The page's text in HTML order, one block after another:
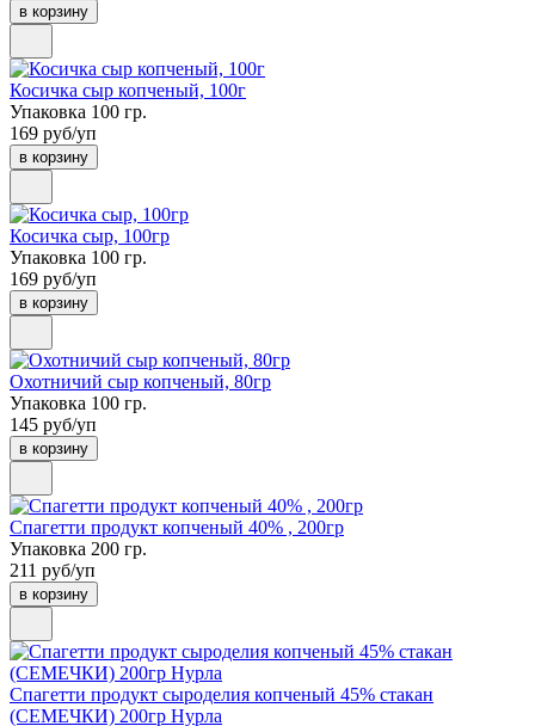
в корзину
Косичка сыр копченый, 100г
Упаковка 100 гр.
169 руб/уп
в корзину
Косичка сыр, 100гр
Упаковка 100 гр.
169 руб/уп
в корзину
Охотничий сыр копченый, 80гр
Упаковка 100 гр.
145 руб/уп
в корзину
Спагетти продукт копченый 40% , 200гр
Упаковка 200 гр.
211 руб/уп
в корзину
Спагетти продукт сыроделия копченый 45% стакан
(СЕМЕЧКИ) 200гр Нурла